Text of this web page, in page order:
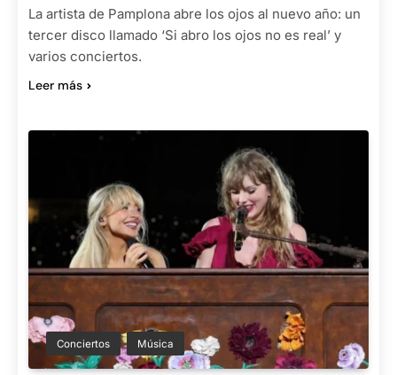
La artista de Pamplona abre los ojos al nuevo año: un
tercer disco llamado ‘Si abro los ojos no es real’ y
varios conciertos.
Leer más
Conciertos Música